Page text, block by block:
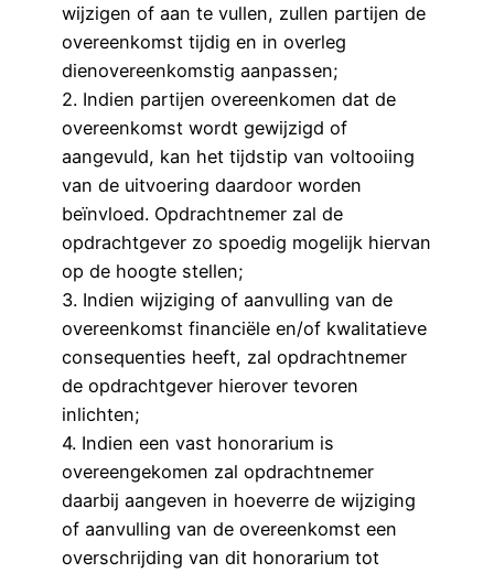
wijzigen of aan te vullen, zullen partijen de
overeenkomst tijdig en in overleg
dienovereenkomstig aanpassen;
2. Indien partijen overeenkomen dat de
overeenkomst wordt gewijzigd of
aangevuld, kan het tijdstip van voltooiing
van de uitvoering daardoor worden
beïnvloed. Opdrachtnemer zal de
opdrachtgever zo spoedig mogelijk hiervan
op de hoogte stellen;
3. Indien wijziging of aanvulling van de
overeenkomst financiële en/of kwalitatieve
consequenties heeft, zal opdrachtnemer
de opdrachtgever hierover tevoren
inlichten;
4. Indien een vast honorarium is
overeengekomen zal opdrachtnemer
daarbij aangeven in hoeverre de wijziging
of aanvulling van de overeenkomst een
overschrijding van dit honorarium tot